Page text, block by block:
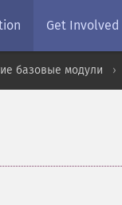
Get Involved
базовые модули